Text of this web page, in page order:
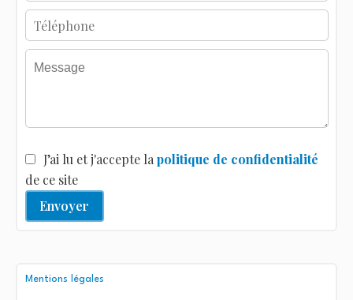
J’ai lu et j'accepte lapolitique de confidentialité
de ce site
Envoyer
Mentions légales